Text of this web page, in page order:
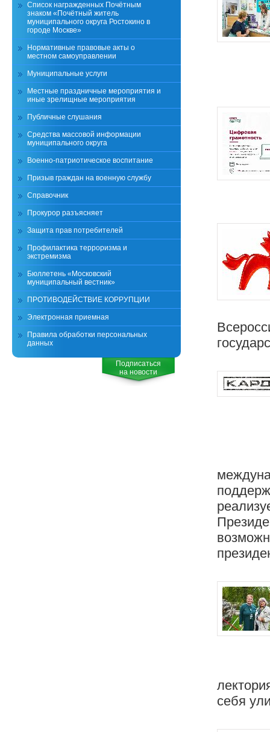
себя
Список награжденных Почётным
знаком «Почётный житель
муниципального округа Ростокино в
городе Москве»
Нормативные правовые акты о
местном самоуправлении
Муниципальные услуги
Местные праздничные мероприятия и
иные зрелищные мероприятия
Публичные слушания
Средства массовой информации
муниципального округа
Военно-патриотическое воспитание
Призыв граждан на военную службу
Справочник
Прокурор разъясняет
Защита прав потребителей
Профилактика терроризма и
экстремизма
Бюллетень «Московский
муниципальный вестник»
ПРОТИВОДЕЙСТВИЕ КОРРУПЦИИ
Электронная приемная
Правила обработки персональных
данных
Подписаться
на новости